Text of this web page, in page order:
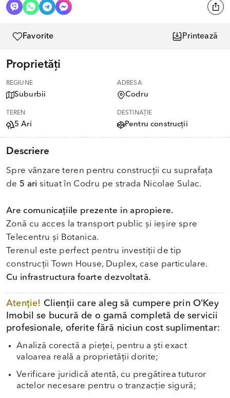
Favorite Printează
Proprietăți
REGIUNE
Suburbii
ADRESA
Codru
TEREN
5 Ari
DESTINAȚIE
Pentru construcții
Descriere
Spre vânzare teren pentru construcții cu suprafața
de 5 ari situat în Codru pe strada Nicolae Sulac.
Are comunicațiile prezente in apropiere.
Zonă cu acces la transport public și ieșire spre
Telecentru și Botanica.
Terenul este perfect pentru investiții de tip
Cu infrastructura foarte dezvoltată.
Atenție! Clienții care aleg să cumpere prin O’Key
Imobil se bucură de o gamă completă de servicii
profesionale, oferite fără niciun cost suplimentar:
Analiză corectă a pieței, pentru a ști exact
valoarea reală a proprietății dorite;
Verificare juridică atentă, cu pregătirea tuturor
actelor necesare pentru o tranzacție sigură;